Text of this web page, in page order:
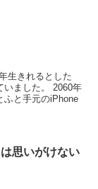
生きれるとした
いました。 2060年
ふと手元のiPhone
思いがけない